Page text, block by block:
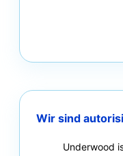
Wir sind
Underwood